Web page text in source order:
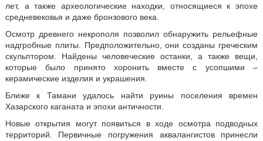
лет, а также археологические находки, относящиеся к эпохе
средневековья и даже бронзового века.
Осмотр древнего некрополя позволил обнаружить рельефные
надгробные плиты. Предположительно, они созданы греческим
скульптором. Найдены человеческие останки, а также вещи,
которые было принято хоронить вместе с усопшими –
керамические изделия и украшения.
Ближе к Тамани удалось найти руины поселения времен
Хазарского каганата и эпохи античности.
Новые открытия могут появиться в ходе осмотра подводных
территорий. Первичные погружения аквалангистов принесли